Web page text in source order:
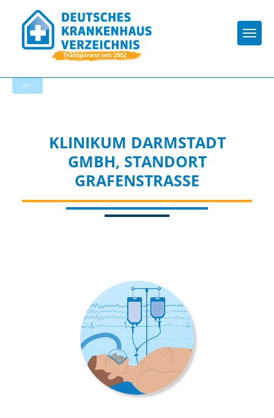
KLINIKUM DARMSTADT
GMBH, STANDORT
GRAFENSTRASSE